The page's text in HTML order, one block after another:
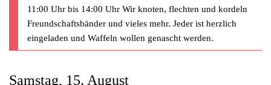
11:00 Uhr bis 14:00 Uhr Wir knoten, flechten und kordeln
Freundschaftsbänder und vieles mehr. Jeder ist herzlich
eingeladen und Waffeln wollen genascht werden.
Samstag, 15. August